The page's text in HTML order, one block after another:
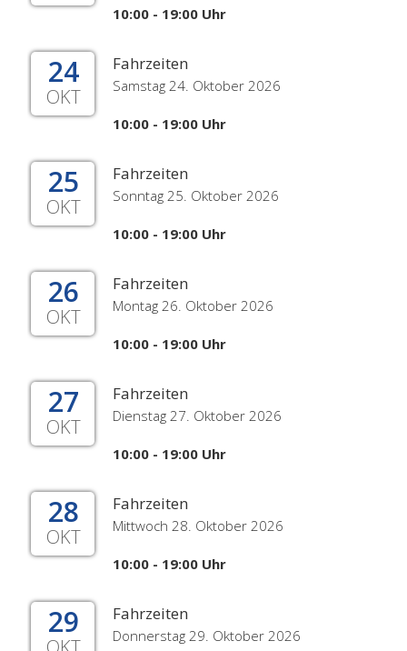
10:00 - 19:00 Uhr
24
OKT
Fahrzeiten
Samstag 24. Oktober 2026
10:00 - 19:00 Uhr
25
OKT
Fahrzeiten
Sonntag 25. Oktober 2026
10:00 - 19:00 Uhr
26
OKT
Fahrzeiten
Montag 26. Oktober 2026
10:00 - 19:00 Uhr
27
OKT
Fahrzeiten
Dienstag 27. Oktober 2026
10:00 - 19:00 Uhr
28
OKT
Fahrzeiten
Mittwoch 28. Oktober 2026
10:00 - 19:00 Uhr
29 Fahrzeiten
Donnerstag 29. Oktober 2026